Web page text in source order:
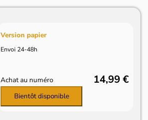
Version papier
Envoi 24-48h
Achat au numéro 14,99 €
Bientôt disponible